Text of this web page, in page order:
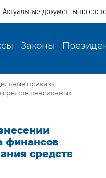
Актуальные документы по
Законы
приказы
пенсионных
финансов
средств